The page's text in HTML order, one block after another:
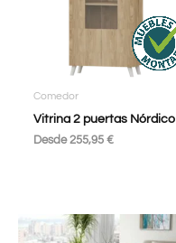
Comedor
Vitrina 2 puertas Nórdico
Desde255,95 €